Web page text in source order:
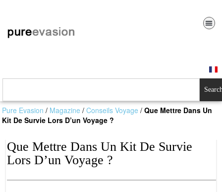
Pure Evasion / Magazine /Conseils Voyage /Que Mettre Dans Un
Kit De Survie Lors D’un Voyage ?
Que Mettre Dans Un Kit De Survie
Lors D’un Voyage ?